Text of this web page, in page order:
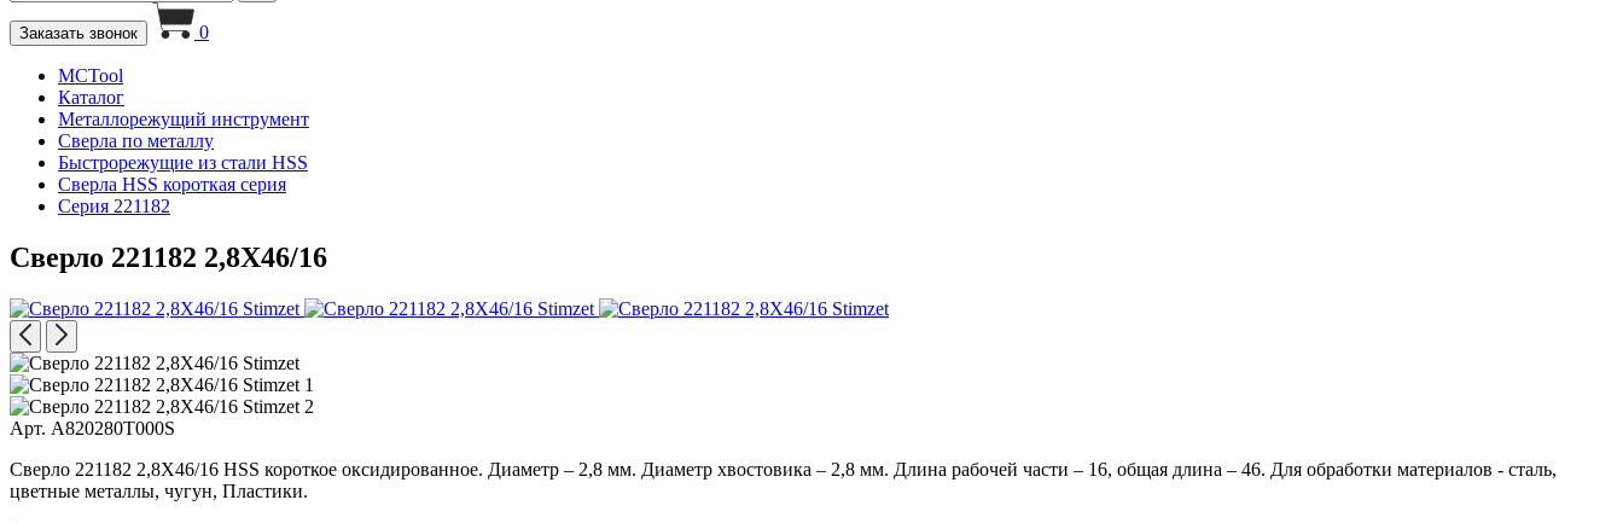
Заказать звонок 0
MCTool
Каталог
Металлорежущий инструмент
Сверла по металлу
Быстрорежущие из стали HSS
Сверла HSS короткая серия
Серия 221182
Сверло 221182 2,8X46/16
Арт. A820280T000S
Сверло 221182 2,8X46/16 HSS короткое оксидированное. Диаметр – 2,8 мм. Диаметр хвостовика – 2,8 мм. Длина рабочей части – 16, общая длина – 46. Для обработки материалов - сталь,
цветные металлы, чугун, Пластики.